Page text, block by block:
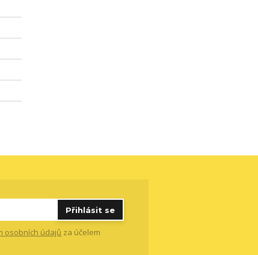
Přihlásit se
osobních údajů za účelem